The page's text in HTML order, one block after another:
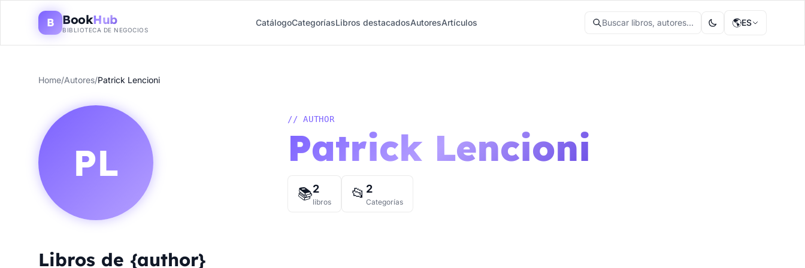
B BookHub
BIBLIOTECA DE NEGOCIOS
CatálogoCategoríasLibros destacadosAutoresArtículos Buscar libros, autores... 🌎ES
Home/Autores/Patrick Lencioni
PL
// AUTHOR
Patrick Lencioni
📚2
libros 📂 2
Categorías
Libros de {author}